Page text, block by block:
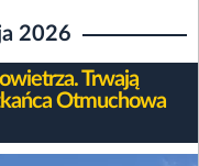
2026
Trwają
Otmuchowa